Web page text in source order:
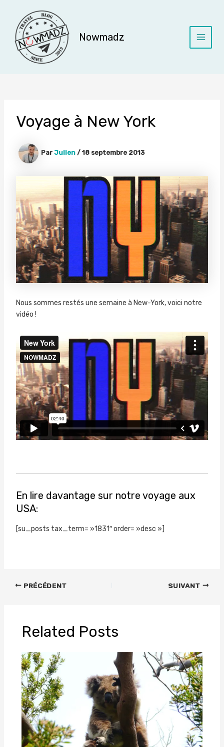
contenu
Nowmadz
Main
Voyage à New York
Par Julien / 18 septembre 2013
Nous sommes restés une semaine à New-York, voici notre
vidéo !
En lire davantage sur notre voyage aux
USA:
[su_posts tax_term= »1831″ order= »desc »]
PRÉCÉDENT SUIVANT
Related Posts